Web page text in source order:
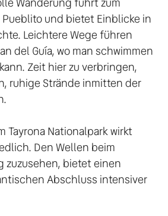
und bietet Einblicke in
Leichtere Wege führen
del Guía, wo man schwimmen
Zeit hier zu verbringen,
ruhige Strände inmitten der
Tayrona Nationalpark wirkt
Den Wellen beim
zuzusehen, bietet einen
Abschluss intensiver